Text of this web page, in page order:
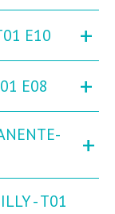
E10 +
E08 +
+
- T01